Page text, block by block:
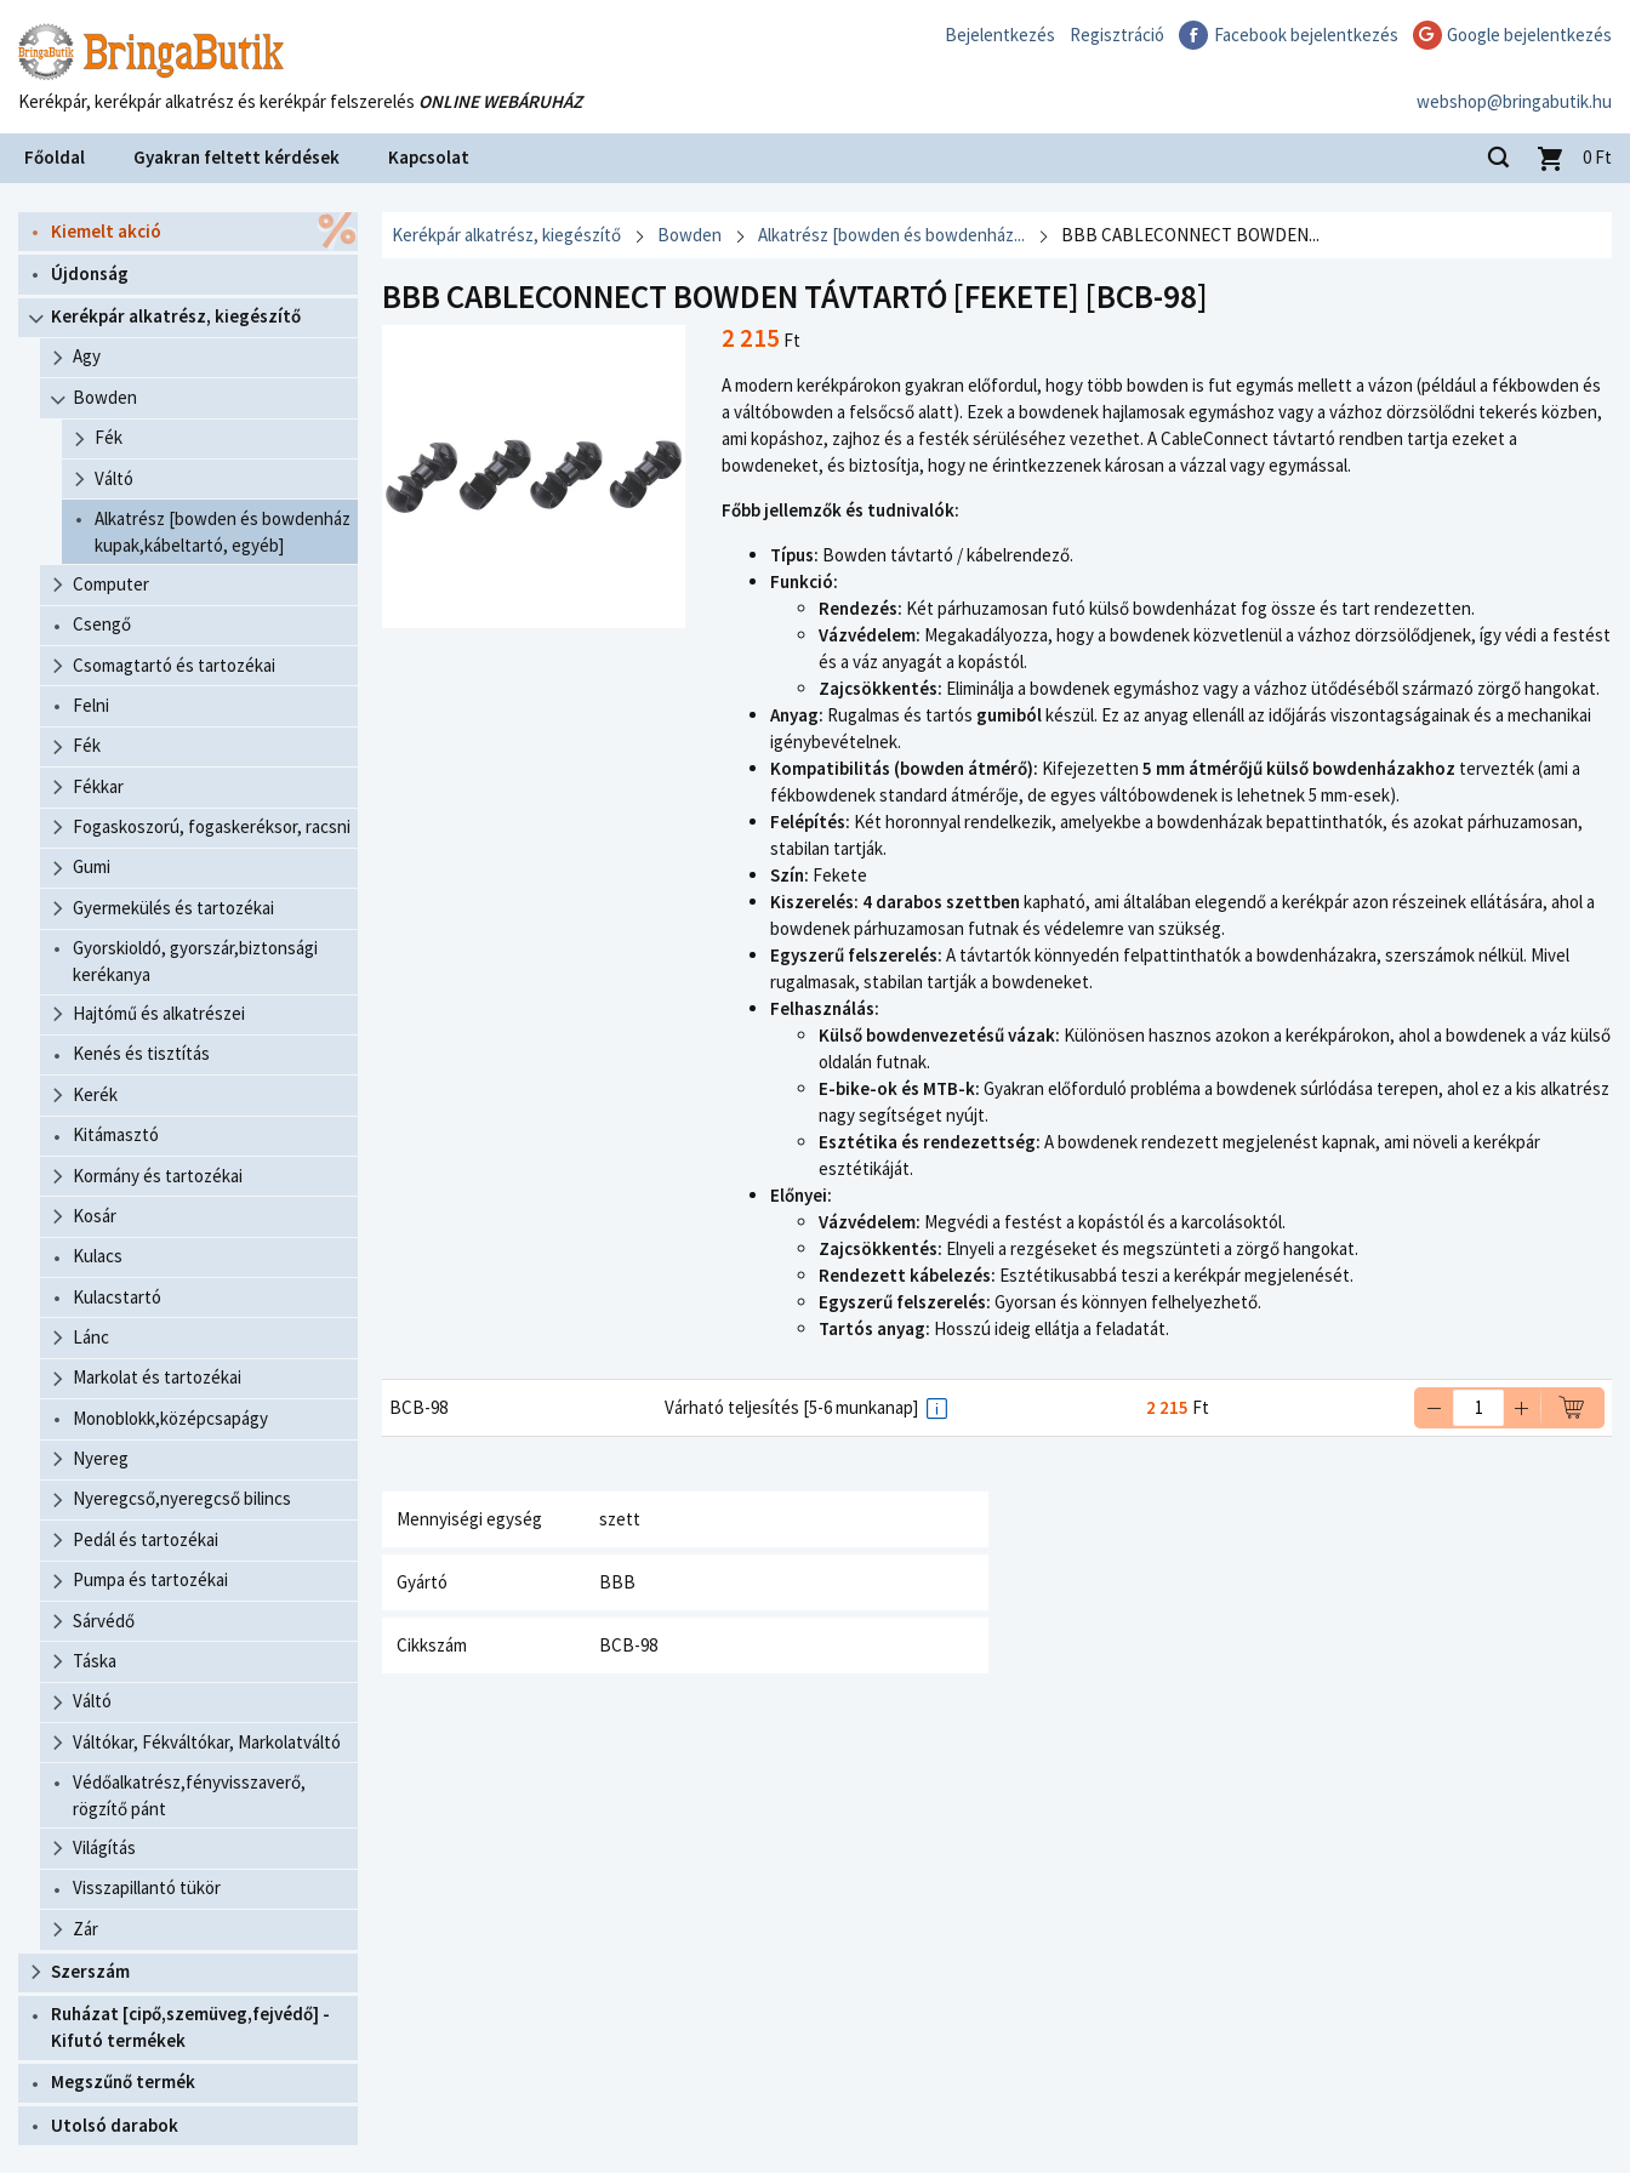
Bejelentkezés Regisztráció Facebook bejelentkezés Google bejelentkezés
webshop@bringabutik.hu
Kerékpár, kerékpár alkatrész és kerékpár felszerelés ONLINE WEBÁRUHÁZ
Főoldal Gyakran feltett kérdések Kapcsolat 0 Ft
Kiemelt akció
Újdonság
Kerékpár alkatrész, kiegészítő
Agy
Bowden
Fék
Váltó
Alkatrész [bowden és bowdenház
kupak,kábeltartó, egyéb]
Computer
Csengő
Csomagtartó és tartozékai
Felni
Fék
Fékkar
Fogaskoszorú, fogaskeréksor, racsni
Gumi
Gyermekülés és tartozékai
Gyorskioldó, gyorszár,biztonsági
kerékanya
Hajtómű és alkatrészei
Kenés és tisztítás
Kerék
Kitámasztó
Kormány és tartozékai
Kosár
Kulacs
Kulacstartó
Lánc
Markolat és tartozékai
Monoblokk,középcsapágy
Nyereg
Nyeregcső,nyeregcső bilincs
Pedál és tartozékai
Pumpa és tartozékai
Sárvédő
Táska
Váltó
Váltókar, Fékváltókar, Markolatváltó
Védőalkatrész,fényvisszaverő,
rögzítő pánt
Világítás
Visszapillantó tükör
Zár
Szerszám
Ruházat [cipő,szemüveg,fejvédő] -
Kifutó termékek
Megszűnő termék
Utolsó darabok
Kerékpár alkatrész, kiegészítő Bowden Alkatrész [bowden és bowdenház... BBB CABLECONNECT BOWDEN...
BBB CABLECONNECT BOWDEN TÁVTARTÓ [FEKETE] [BCB-98]
2 215 Ft
A modern kerékpárokon gyakran előfordul, hogy több bowden is fut egymás mellett a vázon (például a fékbowden és
a váltóbowden a felsőcső alatt). Ezek a bowdenek hajlamosak egymáshoz vagy a vázhoz dörzsölődni tekerés közben,
ami kopáshoz, zajhoz és a festék sérüléséhez vezethet. A CableConnect távtartó rendben tartja ezeket a
bowdeneket, és biztosítja, hogy ne érintkezzenek károsan a vázzal vagy egymással.
Főbb jellemzők és tudnivalók:
Típus: Bowden távtartó / kábelrendező.
Funkció:
Rendezés: Két párhuzamosan futó külső bowdenházat fog össze és tart rendezetten.
Vázvédelem: Megakadályozza, hogy a bowdenek közvetlenül a vázhoz dörzsölődjenek, így védi a festést
és a váz anyagát a kopástól.
Zajcsökkentés: Eliminálja a bowdenek egymáshoz vagy a vázhoz ütődéséből származó zörgő hangokat.
Anyag: Rugalmas és tartós gumibólkészül. Ez az anyag ellenáll az időjárás viszontagságainak és a mechanikai
igénybevételnek.
Kompatibilitás (bowden átmérő): Kifejezetten 5 mm átmérőjű külső bowdenházakhoz tervezték (ami a
fékbowdenek standard átmérője, de egyes váltóbowdenek is lehetnek 5 mm-esek).
Felépítés: Két horonnyal rendelkezik, amelyekbe a bowdenházak bepattinthatók, és azokat párhuzamosan,
stabilan tartják.
Szín: Fekete
Kiszerelés: 4 darabos szettben kapható, ami általában elegendő a kerékpár azon részeinek ellátására, ahol a
bowdenek párhuzamosan futnak és védelemre van szükség.
Egyszerű felszerelés: A távtartók könnyedén felpattinthatók a bowdenházakra, szerszámok nélkül. Mivel
rugalmasak, stabilan tartják a bowdeneket.
Felhasználás:
Külső bowdenvezetésű vázak: Különösen hasznos azokon a kerékpárokon, ahol a bowdenek a váz külső
oldalán futnak.
E-bike-ok és MTB-k: Gyakran előforduló probléma a bowdenek súrlódása terepen, ahol ez a kis alkatrész
nagy segítséget nyújt.
Esztétika és rendezettség: A bowdenek rendezett megjelenést kapnak, ami növeli a kerékpár
esztétikáját.
Előnyei:
Vázvédelem: Megvédi a festést a kopástól és a karcolásoktól.
Zajcsökkentés: Elnyeli a rezgéseket és megszünteti a zörgő hangokat.
Rendezett kábelezés: Esztétikusabbá teszi a kerékpár megjelenését.
Egyszerű felszerelés: Gyorsan és könnyen felhelyezhető.
Tartós anyag: Hosszú ideig ellátja a feladatát.
BCB-98 Várható teljesítés [5-6 munkanap] 2 215 Ft
Mennyiségi egység szett
Gyártó BBB
Cikkszám BCB-98